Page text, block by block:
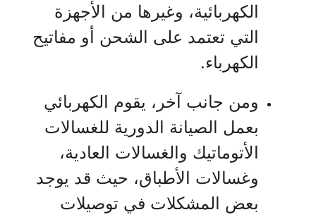
الكهربائية، وغيرها من الأجهزة
التي تعتمد على الشحن أو مفاتيح
الكهرباء.
ومن جانب آخر، يقوم الكهربائي
بعمل الصيانة الدورية للغسالات
الأتوماتيك والغسالات العادية،
وغسالات الأطباق، حيث قد يوجد
بعض المشكلات في توصيلات